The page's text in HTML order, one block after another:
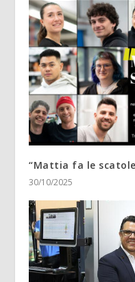
“Mattia fa le
30/10/2025